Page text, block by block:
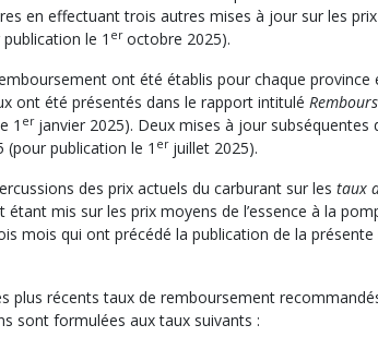
en effectuant trois autres mises à jour sur les
le 1 eroctobre 2025).
ont été établis pour chaque
ont été présentés dans le rapport intitulé
1 erjanvier 2025). Deux mises à jour
publication le 1 erjuillet 2025).
des prix actuels du carburant sur les taux
étant mis sur les prix moyens de l’essence à la
mois qui ont précédé la publication de la
plus récents taux de remboursement
sont formulées aux taux suivants :